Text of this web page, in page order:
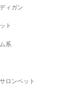
ィガン
ト
系
ロンペット